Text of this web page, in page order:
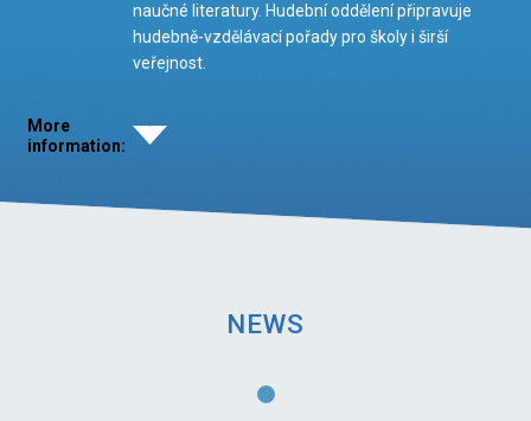
naučné literatury. Hudební oddělení připravuje
hudebně-vzdělávací pořady pro školy i širší
veřejnost.
More
information:
NEWS